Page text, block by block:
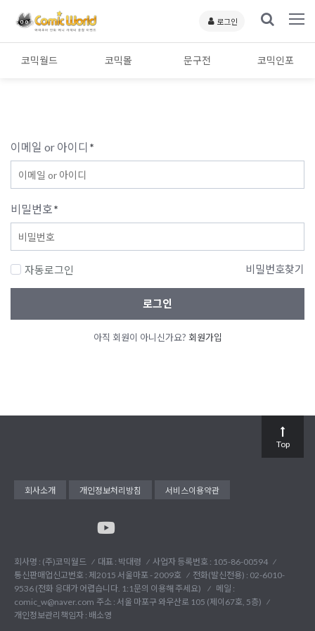
로그인
코믹월드 코믹몰 문구전 코믹인포
이메일 or 아이디 *
비밀번호*
자동로그인 비밀번호찾기
로그인
아직 회원이 아니신가요? 회원가입
회사소개 개인정보처리방침 서비스이용약관
회사명 : (주)코믹월드 대표 : 박대령
사업자 등록번호 : 105-86-00594
통신판매업신고번호 : 제2015 서울마포 - 2009호
전화(발신전용) : 02-6010-
9536 (전화 응대가 어렵습니다. 1:1문의 이용해 주세요)
메일 :
comic_w@naver.com 주소 : 서울 마포구 와우산로 105 (제이67호, 5층)
개인정보관리책임자 : 배소영
Top